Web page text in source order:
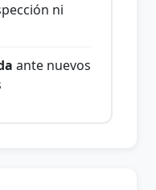
ni
ante nuevos